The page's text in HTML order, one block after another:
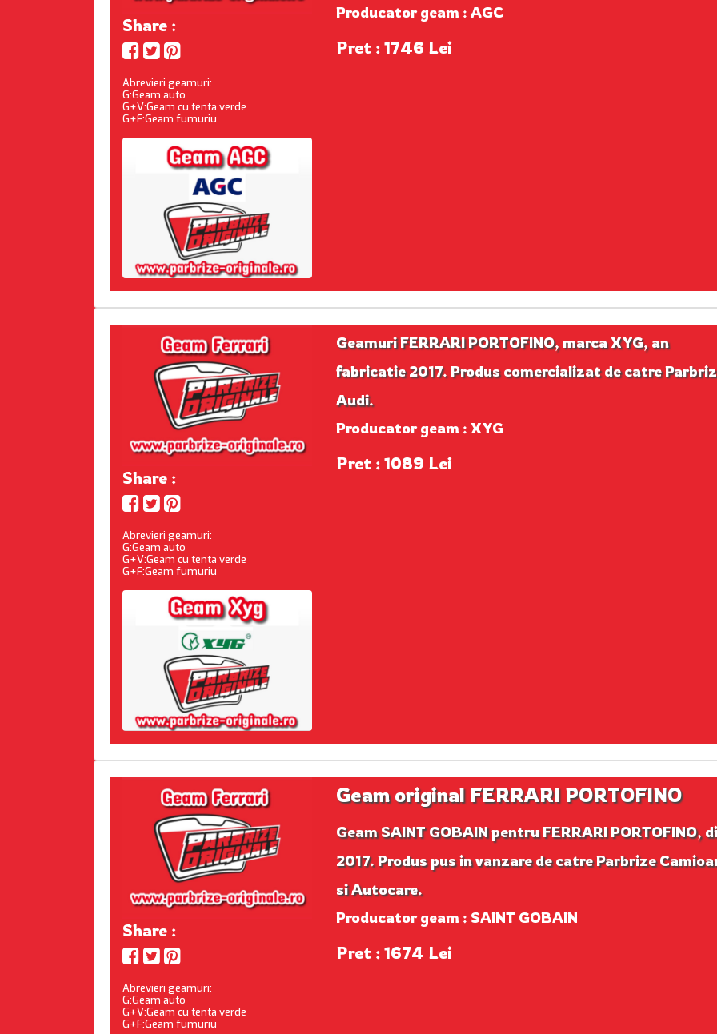
Share :
Abrevieri geamuri:
G:Geam auto
G+V:Geam cu tenta verde
G+F:Geam fumuriu
Producator geam : AGC
Pret : 1746 Lei
Share :
Abrevieri geamuri:
G:Geam auto
G+V:Geam cu tenta verde
G+F:Geam fumuriu
Geamuri FERRARI PORTOFINO, marca XYG, an
fabricatie 2017. Produs comercializat de catre
Audi.
Producator geam : XYG
Pret : 1089 Lei
Share :
Abrevieri geamuri:
G:Geam auto
G+V:Geam cu tenta verde
G+F:Geam fumuriu
Geam original FERRARI PORTOFINO
Geam SAINT GOBAIN pentru FERRARI PORTOFINO,
2017. Produs pus in vanzare de catre Parbrize
si Autocare.
Producator geam : SAINT GOBAIN
Pret : 1674 Lei